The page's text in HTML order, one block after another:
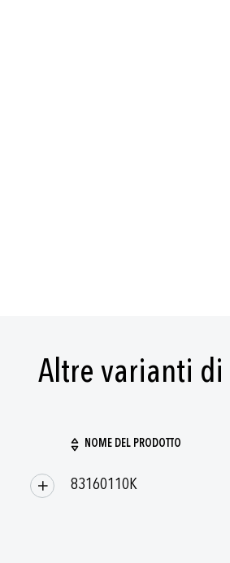
Altre varianti
raggruppati
NOME DEL PRODOTTO
83160110K